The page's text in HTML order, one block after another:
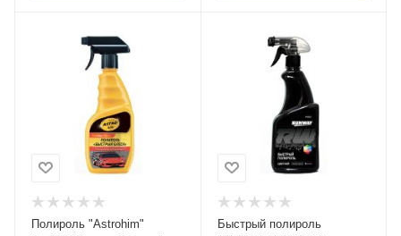
Полироль "Astrohim"
Быстрый полироль